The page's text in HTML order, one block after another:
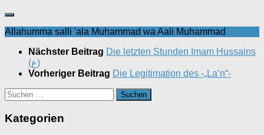
Allahumma salli 'ala Muhammad wa Aali Muhammad
Nächster Beitrag Die letzten Stunden Imam Hussains
(ع)
Vorheriger Beitrag Die Legitimation des -„La’n“-
Suchen
nach:
Kategorien